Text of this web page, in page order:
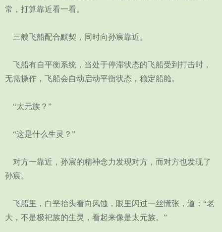
常，打算靠近看一看。
三艘飞船配合默契，同时向孙宸靠近。
飞船有自平衡系统，当处于停滞状态的飞船受到打击时，
无需操作，飞船会自动启动平衡状态，稳定船舱。
“太元族？”
“这是什么生灵？”
对方一靠近，孙宸的精神念力发现对方，而对方也发现了
孙宸。
飞船里，白垩抬头看向风蚀，眼里闪过一丝慌张，道：“老
大，不是极祀族的生灵，看起来像是太元族。”